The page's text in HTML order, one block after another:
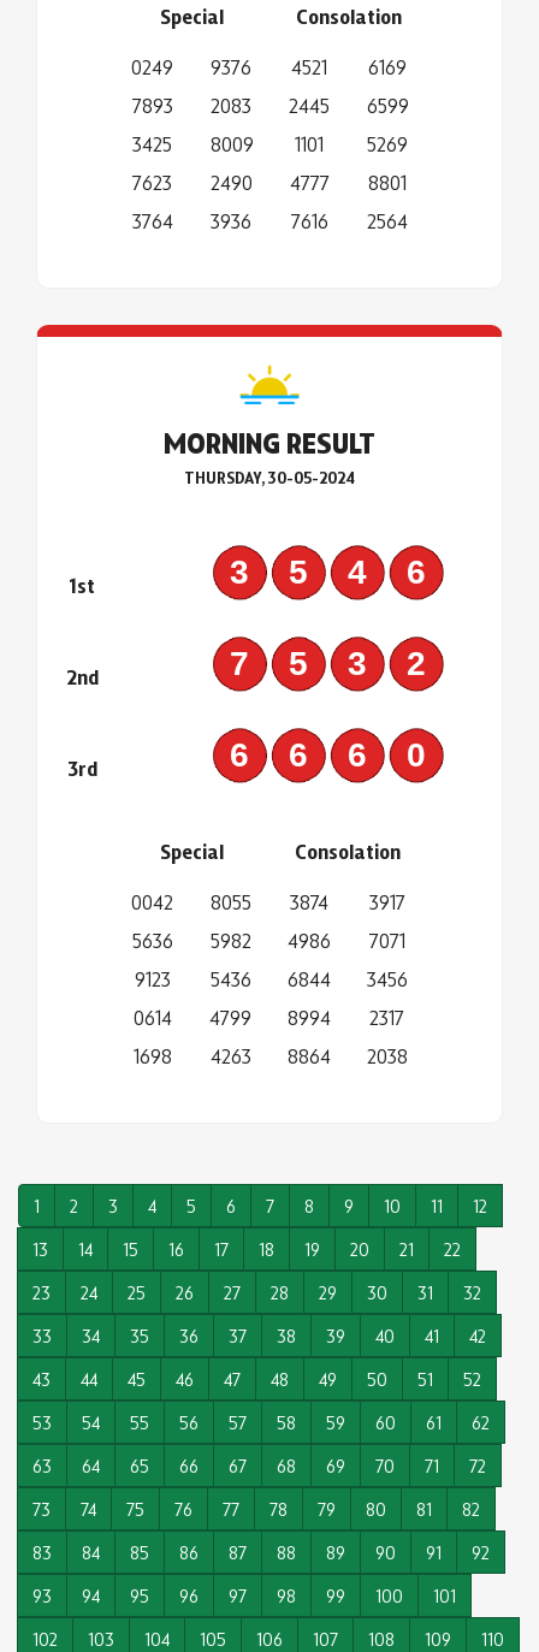
Special
0249
7893
3425
7623
3764
9376
2083
8009
2490
3936
Consolation
4521
2445
1101
4777
7616
6169
6599
5269
8801
2564
MORNING RESULT
THURSDAY, 30-05-2024
1st 3546
2nd 7532
3rd 6660
Special
0042
5636
9123
0614
1698
8055
5982
5436
4799
4263
Consolation
3874
4986
6844
8994
8864
3917
7071
3456
2317
2038
1 2 3 4 5 6 7 8 9 10 11
12
13
14 15 16 17 18 19 20 21
22
23
24 25 26 27 28 29 30 31
32
33
34 35 36 37 38 39 40 41
42
43
44 45 46 47 48 49 50 51
52
53
54 55 56 57 58 59 60 61
62
63
64 65 66 67 68 69 70 71
72
73
74 75 76 77 78 79 80 81
82
83
84 85 86 87 88 89 90 91
92
93
94 95 96 97 98 99 100
101
102
103 104 105 106 107 108 109
110